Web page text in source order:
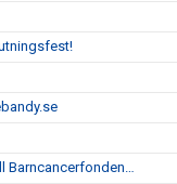
Barncancerfonden…